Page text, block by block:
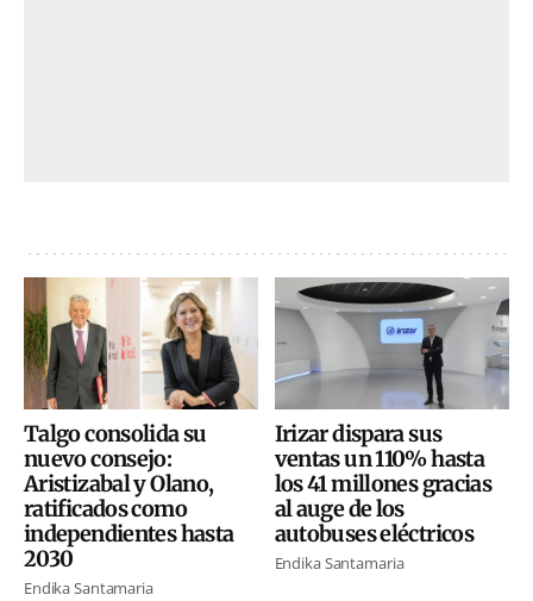
Talgo consolida su
nuevo consejo:
Aristizabal y Olano,
ratificados como
independientes hasta
2030
Endika Santamaria
Irizar dispara sus
ventas un 110% hasta
los 41 millones gracias
al auge de los
autobuses eléctricos
Endika Santamaria